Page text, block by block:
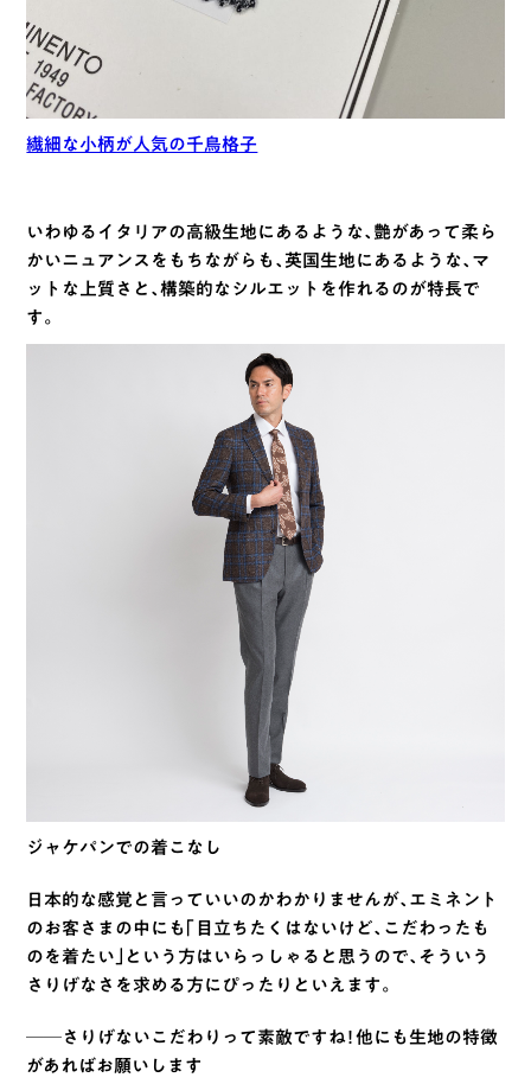
繊細な小柄が人気の千鳥格子
いわゆるイタリアの高級生地にあるような、艶があって柔ら
かいニュアンスをもちながらも、英国生地にあるような、マ
ットな上質さと、構築的なシルエットを作れるのが特長で
す。
ジャケパンでの着こなし
日本的な感覚と言っていいのかわかりませんが、エミネント
のお客さまの中にも「目立ちたくはないけど、こだわったも
のを着たい」という方はいらっしゃると思うので、そういう
さりげなさを求める方にぴったりといえます。
──さりげないこだわりって素敵ですね！他にも生地の特徴
があればお願いします